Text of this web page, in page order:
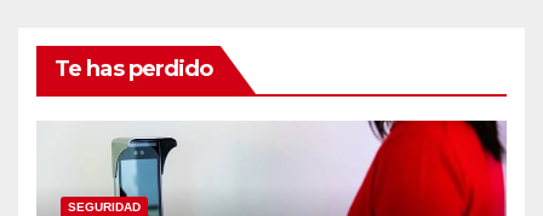
Te has perdido
SEGURIDAD